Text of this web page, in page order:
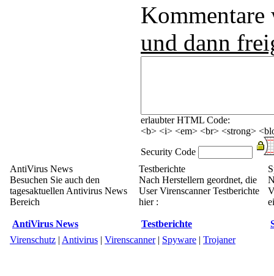
und dann
erlaubter HTML Code:
<b> <i> <em> <br> <strong>
Security Code
AntiVirus News
Besuchen Sie auch den
tagesaktuellen Antivirus News
Bereich
AntiVirus News
Testberichte
Nach Herstellern geordnet, die
User Virenscanner Testberichte
hier :
Testberichte
Virenschutz | Antivirus | Virenscanner| Spyware | Trojaner